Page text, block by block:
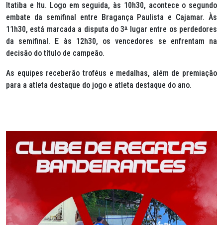
Itatiba e Itu. Logo em seguida, às 10h30, acontece o segundo
embate da semifinal entre Bragança Paulista e Cajamar. Às
11h30, está marcada a disputa do 3ºlugar entre os perdedores
da semifinal. E às 12h30, os vencedores se enfrentam na
decisão do título de campeão.
As equipes receberão troféus e medalhas, além de premiação
para a atleta destaque do jogo e atleta destaque do ano.